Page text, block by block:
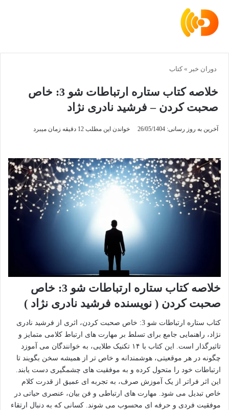
دوران خبر » کتاب
خلاصه کتاب ستاره ارتباطات شو 3: خاص
صحبت کردن – فرشید نادری نژاد
آخرین به روز رسانی: 26/05/1404 خواندن این مطلب 12 دقیقه زمان میبرد
خلاصه کتاب ستاره ارتباطات شو 3: خاص
صحبت کردن ( نویسنده فرشید نادری نژاد )
کتاب ستاره ارتباطات شو 3: خاص صحبت کردن، اثری از فرشید نادری
نژاد، راهنمایی جامع برای تسلط بر مهارت های ارتباط کلامی متمایز و
تاثیرگذار است. این کتاب با ۱۴ تکنیک طلایی، به خوانندگان می آموزد
چگونه در هر موقعیتی، هوشمندانه و خاص تر از همیشه سخن بگویند تا
ارتباطات خود را متحول کرده و به موفقیت های چشمگیری دست یابند.
این اثر فراتر از یک آموزش صرف، به تجربه ای عمیق از قدرت کلام
خاص تبدیل می شود. مهارت های ارتباطی و فن بیان، عنصری حیاتی در
موفقیت فردی و حرفه ای محسوب می شوند. کسانی که به دنبال ارتقاء